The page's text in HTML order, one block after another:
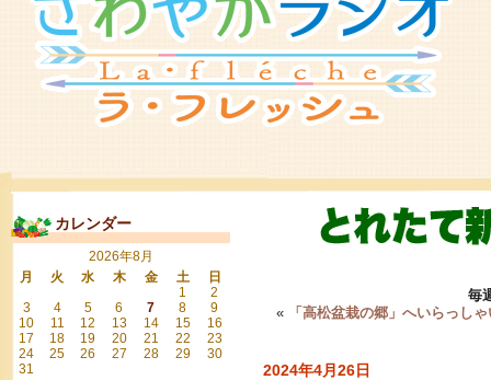
毎
«
「高松盆栽の郷」へいらっし
2024年4月26日
カレンダー
2026年8月
月
火 水 木 金 土
日
1
2
3
4 5 6 7 8
9
10
11 12 13 14 15
16
17
18 19 20 21 22
23
24
25 26 27 28 29
30
31